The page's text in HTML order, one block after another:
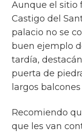
Aunque el sitio
Castigo del
palacio no se
buen ejemplo
tardía,
puerta de
largos
Recomiendo
que les van